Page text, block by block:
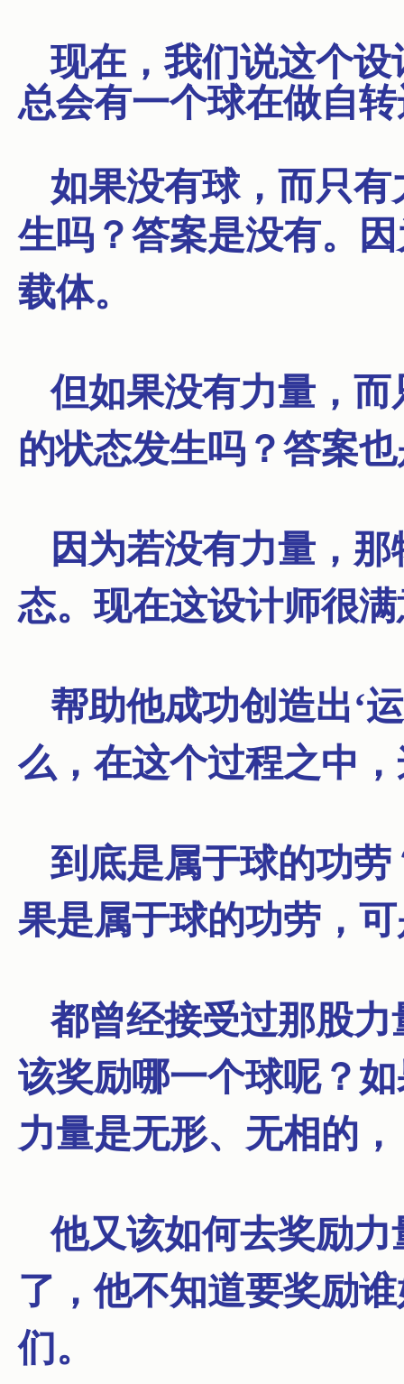
现在，我们说这个
总会有一个球在做自
如果没有球，而只
生吗？答案是没有。
载体。
但如果没有力量，
的状态发生吗？答案
因为若没有力量，
态。现在这设计师很
帮助他成功创造出‘
么，在这个过程之中
到底是属于球的功
果是属于球的功劳，
都曾经接受过那股
该奖励哪一个球呢？
力量是无形、无相的，
他又该如何去奖励
了，他不知道要奖励
们。